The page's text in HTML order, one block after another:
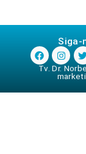
Siga-
Tv. Dr.